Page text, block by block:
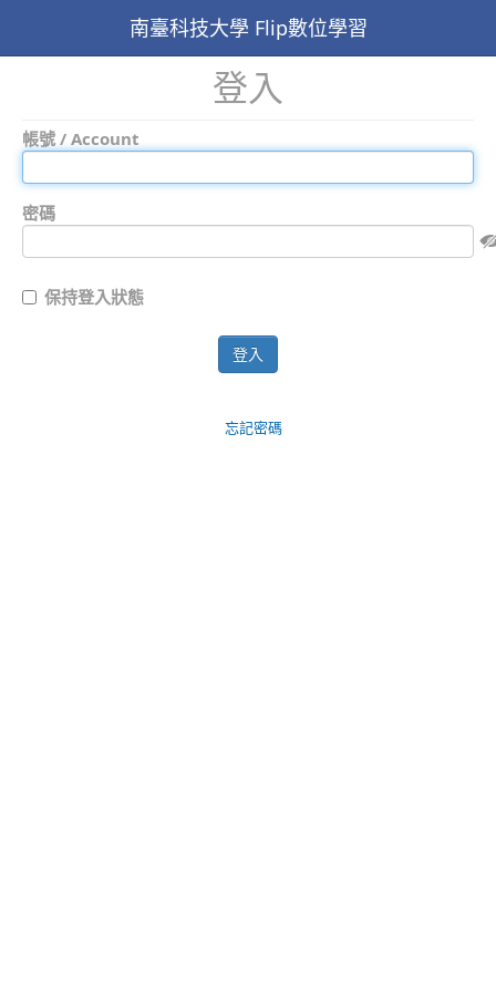
南臺科技大學 Flip數位學習
登入
帳號 / Account
密碼
保持登入狀態
登入
忘記密碼